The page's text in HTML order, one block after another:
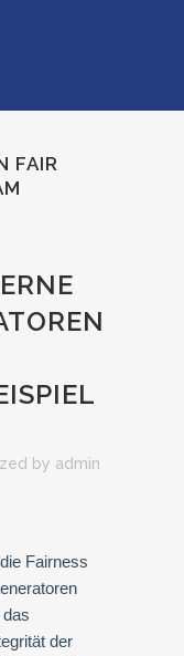
FAIR
by admin
Fairness
der